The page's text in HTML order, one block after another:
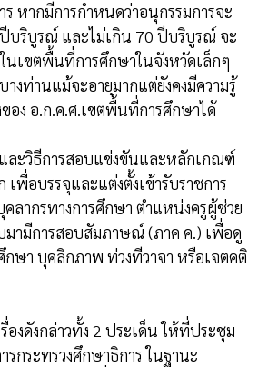
ร หากมีการกำหนดว่าอนุกรรมการจะ
ปีบริบูรณ์ และไม่เกิน 70 ปีบริบูรณ์ จะ
นเขตพื้นที่การศึกษาในจังหวัดเล็กๆ
างท่านแม้จะอายุมากแต่ยังคงมีความรู้
อง อ.ก.ค.ศ.เขตพื้นที่การศึกษาได้
ะวิธีการสอบแข่งขันและหลักเกณฑ์
เพื่อบรรจุและแต่งตั้งเข้ารับราชการ
ลากรทางการศึกษา ตำแหน่งครูผู้ช่วย
มามีการสอบสัมภาษณ์ (ภาค ค.) เพื่อดู
กษา บุคลิกภาพ ท่วงทีวาจา หรือเจตคติ
งดังกล่าวทั้ง 2 ประเด็น ให้ที่ประชุม
รกระทรวงศึกษาธิการ ในฐานะ